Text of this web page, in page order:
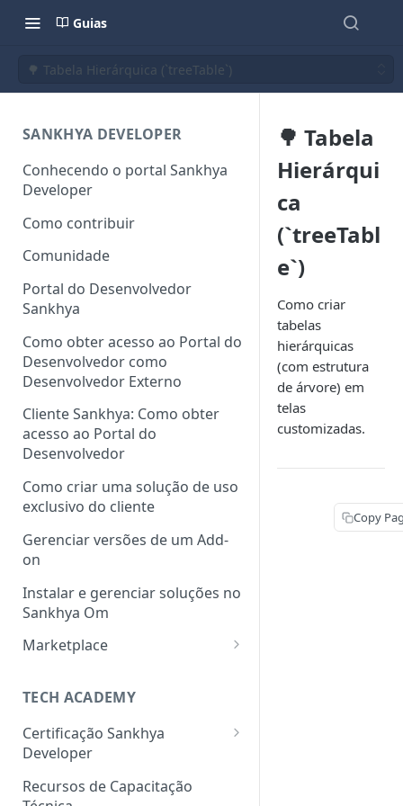
Guias
🌳 Tabela Hierárquica (`treeTable`)
SANKHYA DEVELOPER
Conhecendo o portal Sankhya
Developer
Como contribuir
Comunidade
Portal do Desenvolvedor
Sankhya
Como obter acesso ao Portal do
Desenvolvedor como
Desenvolvedor Externo
Cliente Sankhya: Como obter
acesso ao Portal do
Desenvolvedor
Como criar uma solução de uso
exclusivo do cliente
Gerenciar versões de um Add-
on
Instalar e gerenciar soluções no
Sankhya Om
Marketplace
no Marketplace via Portal do
TECH ACADEMY
Certificação Sankhya
Developer
Associate Framework (Back-
end)
Recursos de Capacitação
🌳 Tabela
Hierárqui
ca
(`treeTabl
e`)
Como criar
tabelas
hierárquicas
(com estrutura
de árvore) em
telas
customizadas.
Copy